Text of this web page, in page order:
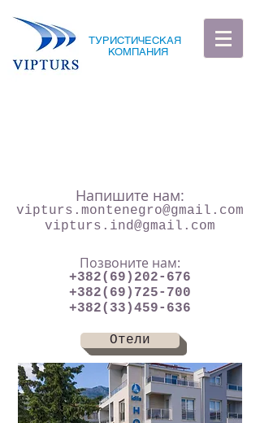
ТУРИСТИЧЕСКАЯ
КОМПАНИЯ
Напишите нам:
vipturs.montenegro@gmail.com
vipturs.ind@gmail.com
Позвоните нам:
+382(69)202-676
+382(69)725-700
+382(33)459-636
Отели